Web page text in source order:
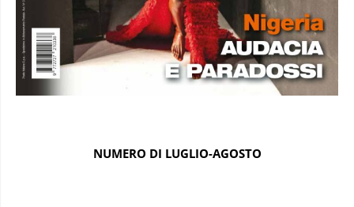
NUMERO DI LUGLIO-AGOSTO